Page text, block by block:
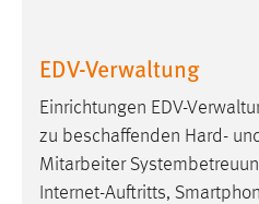
EDV-Verwaltung
Einrichtungen EDV-
zu beschaffenden Hard-
Mitarbeiter
Internet-Auftritts,
nutzen zu
Cookie Laufzeit:
style-